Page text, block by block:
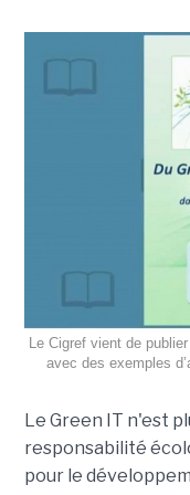
Le Cigref vient de
avec des exemples
Le Green IT n'est
responsabilité
pour le